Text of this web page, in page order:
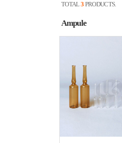
TOTAL 3 PRODUCTS.
Ampule